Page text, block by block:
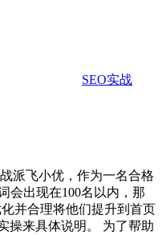
SEO实战
派飞小优，作为一名合格
会出现在100名以内，那
并合理将他们提升到首页
操来具体说明。 为了帮助